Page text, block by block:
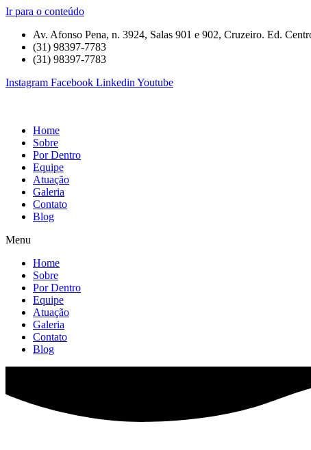
Ir para o conteúdo
Av. Afonso Pena, n. 3924, Salas 901 e 902, Cruzeiro. Ed.
(31) 98397-7783
(31) 98397-7783
Instagram Facebook Linkedin Youtube
Home
Sobre
Por Dentro
Equipe
Atuação
Galeria
Contato
Blog
Menu
Home
Sobre
Por Dentro
Equipe
Atuação
Galeria
Contato
Blog